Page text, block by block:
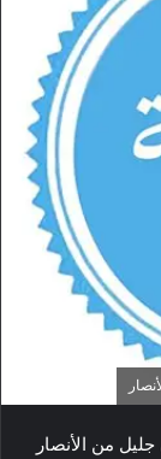
من الأنصار